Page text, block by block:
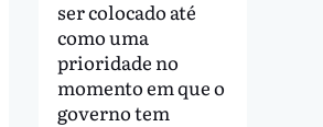
ser colocado até
como uma
prioridade no
momento em que o
governo tem